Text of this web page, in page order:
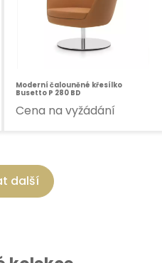
Moderní čalouněné křesílko
Busetto P 280 BD
Cena na vyžádání
další